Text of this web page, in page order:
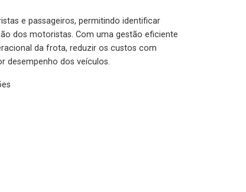
e passageiros, permitindo identificar
dos motoristas. Com uma gestão eficiente
da frota, reduzir os custos com
desempenho dos veículos.